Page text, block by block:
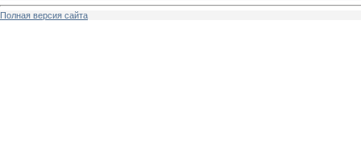
Полная версия сайта